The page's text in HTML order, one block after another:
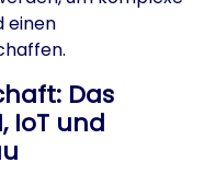
einen
Das
IoT und